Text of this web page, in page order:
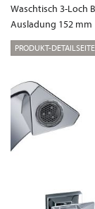
Waschtisch 3-Loch
Ausladung 152 mm
PRODUKT-DETAILSEITE